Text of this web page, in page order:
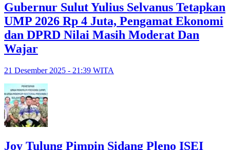
Gubernur Sulut Yulius Selvanus Tetapkan
UMP 2026 Rp 4 Juta, Pengamat Ekonomi
dan DPRD Nilai Masih Moderat Dan
Wajar
21 Desember 2025 - 21:39 WITA
Joy Tulung Pimpin Sidang Pleno ISEI